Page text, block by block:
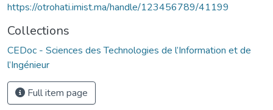
https://otrohati.imist.ma/handle/123456789/41199
Collections
CEDoc - Sciences des Technologies de l’Information et de
l’Ingénieur
Full item page